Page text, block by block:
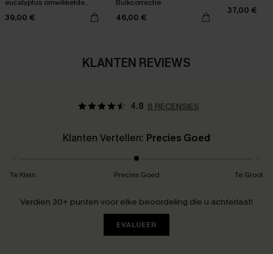
eucalyptus omwikkelde
hoge taille
39,00 €
Buikcorrectie
46,00 €
37,00 €
KLANTEN REVIEWS
4.8 8 RECENSIES
Klanten Vertellen: Precies Goed
Te Klein Precies Goed Te Groot
Verdien 30+ punten voor elke beoordeling die u achterlaat!
EVALUEER